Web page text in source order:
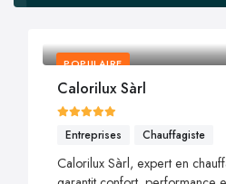
POPULAIRE
Calorilux Sàrl
Entreprises Chauffagiste
Calorilux Sàrl, expert en